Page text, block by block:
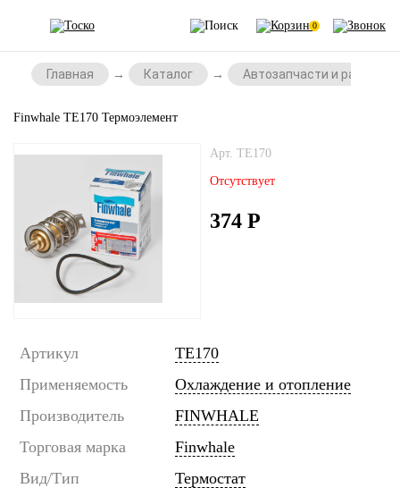
0
Главная Каталог Автозапчасти и
Finwhale TE170 Термоэлемент
Арт. TE170
Отсутствует
374 Р
Артикул
TE170
Применяемость
Охлаждение и отопление
Производитель
FINWHALE
Торговая марка
Finwhale
Вид/Тип
Термостат